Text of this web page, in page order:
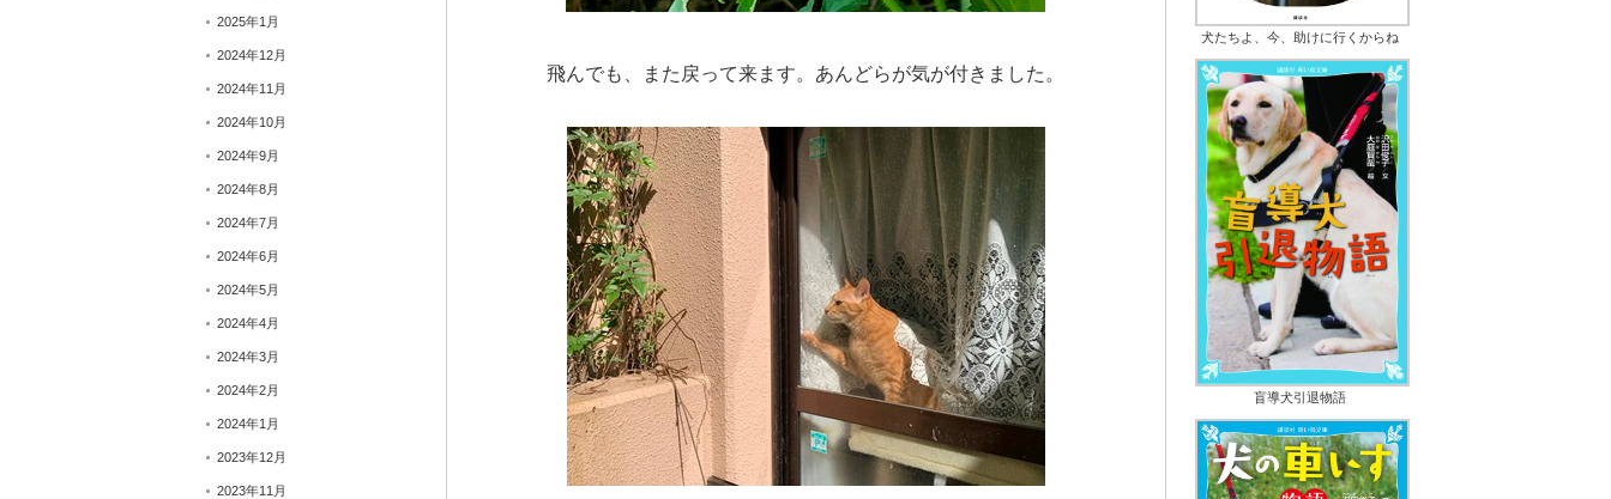
飛んでも、また戻って来ます。あんどらが気が付きました。
2025年1月
2024年12月
2024年11月
2024年10月
2024年9月
2024年8月
2024年7月
2024年6月
2024年5月
2024年4月
2024年3月
2024年2月
2024年1月
2023年12月
2023年11月
犬たちよ、今、助けに行くからね
盲導犬引退物語